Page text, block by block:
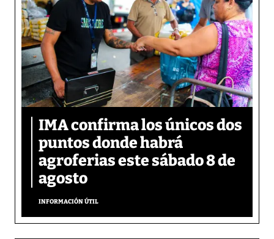
IMA confirma los únicos dos
puntos donde habrá
agroferias este sábado 8 de
agosto
INFORMACIÓN ÚTIL